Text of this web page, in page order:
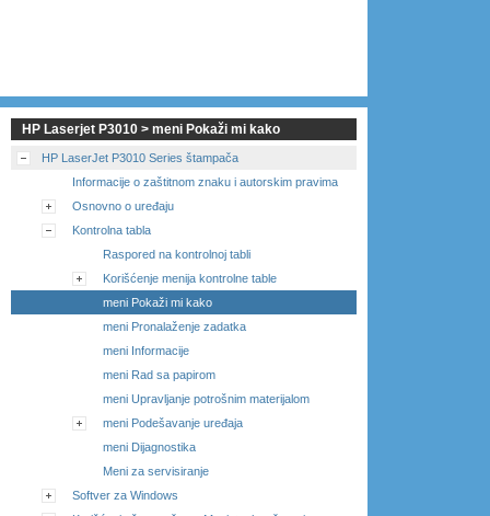
HP Laserjet P3010 > meni Pokaži mi kako
HP LaserJet P3010 Series štampača
Informacije o zaštitnom znaku i autorskim pravima
Osnovno o uređaju
Kontrolna tabla
Raspored na kontrolnoj tabli
Korišćenje menija kontrolne table
meni Pokaži mi kako
meni Pronalaženje zadatka
meni Informacije
meni Rad sa papirom
meni Upravljanje potrošnim materijalom
meni Podešavanje uređaja
meni Dijagnostika
Meni za servisiranje
Softver za Windows